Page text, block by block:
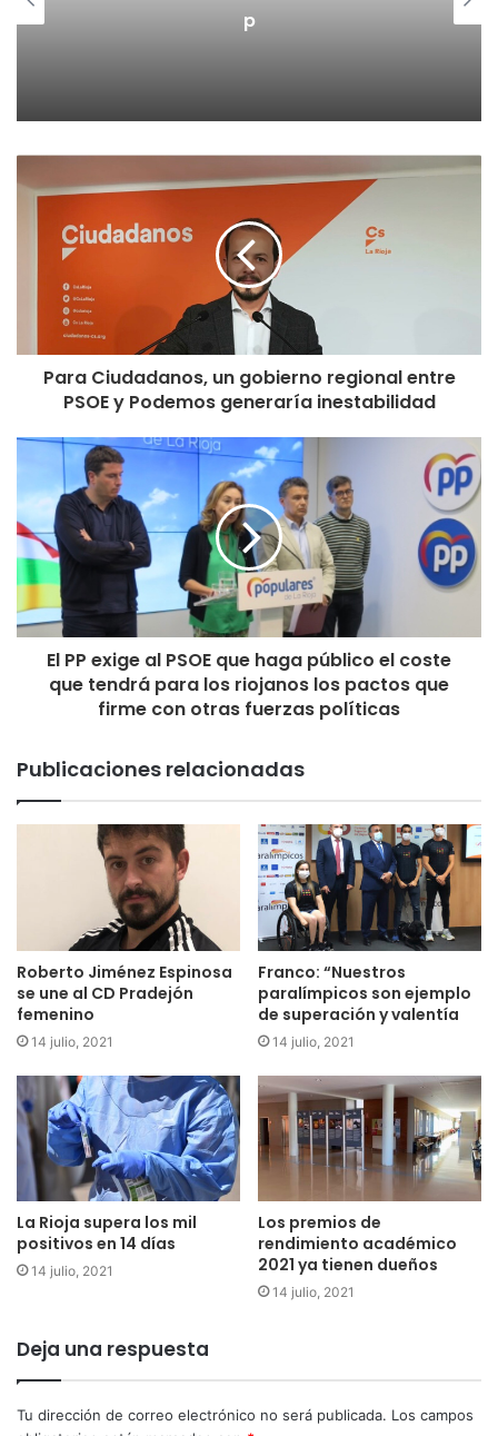
p
Para Ciudadanos, un gobierno regional entre
PSOE y Podemos generaría inestabilidad
El PP exige al PSOE que haga público el coste
que tendrá para los riojanos los pactos que
firme con otras fuerzas políticas
Publicaciones relacionadas
Roberto Jiménez Espinosa
se une al CD Pradejón
femenino
14 julio, 2021
Franco: “Nuestros
paralímpicos son ejemplo
de superación y valentía
14 julio, 2021
La Rioja supera los mil
positivos en 14 días
14 julio, 2021
Los premios de
rendimiento académico
2021 ya tienen dueños
14 julio, 2021
Deja una respuesta
Tu dirección de correo electrónico no será publicada. Los campos